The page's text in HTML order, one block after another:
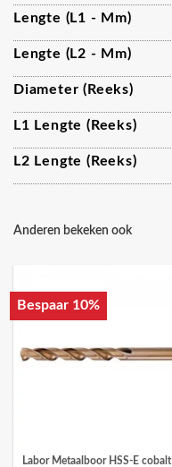
Lengte (L1 - Mm)
Lengte (L2 - Mm)
Diameter (reeks)
L1 Lengte (reeks)
L2 Lengte (reeks)
Anderen bekeken ook
Bespaar 10%
Labor Metaalboor HSS-E cobalt